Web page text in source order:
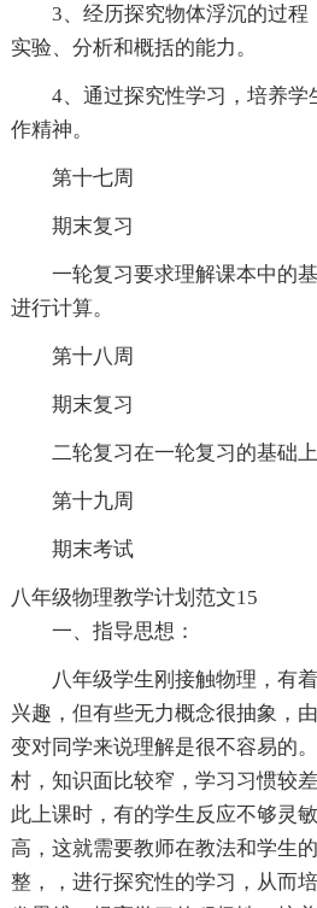
3、经历探究物体浮沉的过
实验、分析和概括的能力。
4、通过探究性学习，培养学
作精神。
第十七周
期末复习
一轮复习要求理解课本中的
进行计算。
第十八周
期末复习
二轮复习在一轮复习的基础
第十九周
期末考试
八年级物理教学计划范文15
一、指导思想：
八年级学生刚接触物理，有
兴趣，但有些无力概念很抽象，
变对同学来说理解是很不容易的
村，知识面比较窄，学习习惯较
此上课时，有的学生反应不够灵
高，这就需要教师在教法和学生
整，，进行探究性的学习，从而